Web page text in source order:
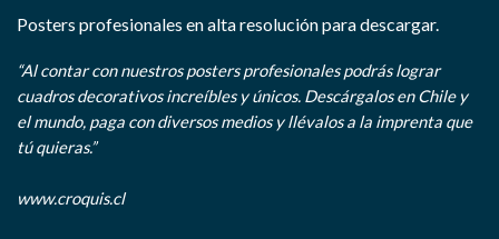
Posters profesionales en alta resolución para descargar.
“Al contar con nuestros posters profesionales podrás lograr
cuadros decorativos increíbles y únicos. Descárgalos en Chile y
el mundo, paga con diversos medios y llévalos a la imprenta que
tú quieras.”
www.croquis.cl